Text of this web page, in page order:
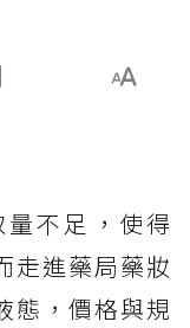
不足，使得
走進藥局藥妝
態，價格與規